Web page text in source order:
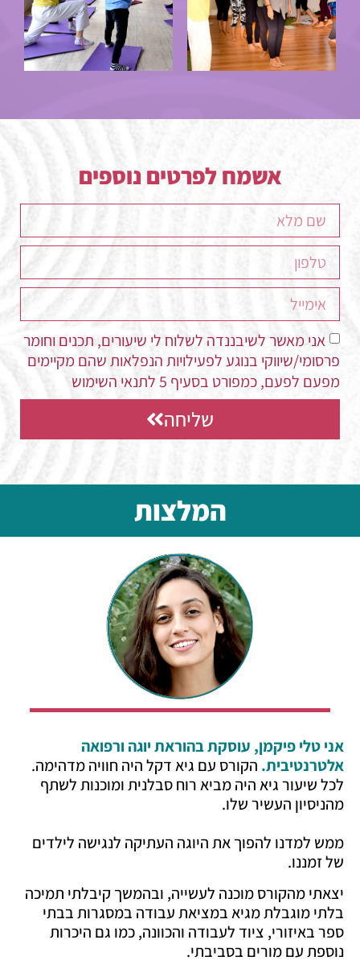
אשמח לפרטים נוספים
אני מאשר לשיבננדה לשלוח לי שיעורים, תכנים וחומר
פרסומי/שיווקי בנוגע לפעילויות הנפלאות שהם מקיימים
מפעם לפעם, כמפורט בסעיף 5 לתנאי השימוש
שליחה
המלצות
אני טלי פיקמן, עוסקת בהוראת יוגה ורפואה
אלטרנטיבית. הקורס עם גיא דקל היה חוויה מדהימה.
לכל שיעור גיא היה מביא רוח סבלנית ומוכנות לשתף
מהניסיון העשיר שלו.
ממש למדנו להפוך את היוגה העתיקה לנגישה לילדים
של זמננו.
יצאתי מהקורס מוכנה לעשייה, ובהמשך קיבלתי תמיכה
בלתי מוגבלת מגיא במציאת עבודה במסגרות בבתי
ספר באיזורי, ציוד לעבודה והכוונה, כמו גם היכרות
נוספת עם מורים בסביבתי.